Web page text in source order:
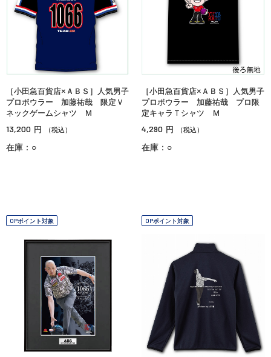
［小田急百貨店×ＡＢＳ］人気男子
プロボウラー 加藤祐哉 限定Ｖ
ネックゲームシャツ Ｍ
13,200 円 （税込）
在庫：○
［小田急百貨店×ＡＢＳ］人気男子
プロボウラー 加藤祐哉 プロ限
定キャラＴシャツ Ｍ
4,290 円 （税込）
在庫：○
OPポイント対象 OPポイント対象